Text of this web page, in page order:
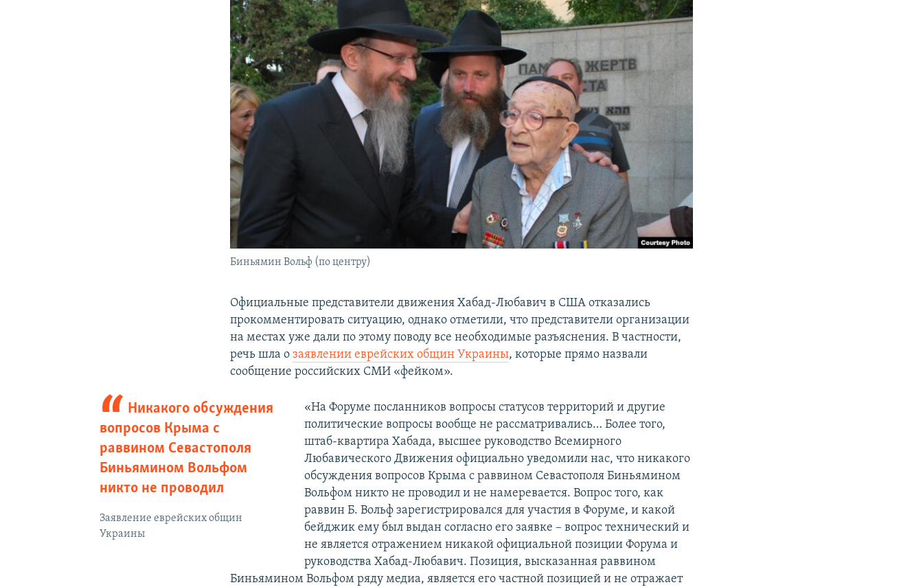
Биньямин Вольф (по центру)
Официальные представители движения Хабад-Любавич в США отказались
прокомментировать ситуацию, однако отметили, что представители организации
на местах уже дали по этому поводу все необходимые разъяснения. В частности,
речь шла озаявлении еврейских общин Украины, которые прямо назвали
сообщение российских СМИ «фейком».
Никакого обсуждения
вопросов Крыма с
раввином Севастополя
Биньямином Вольфом
никто не проводил
Заявление еврейских общин
Украины
«На Форуме посланников вопросы статусов территорий и другие
политические вопросы вообще не рассматривались… Более того,
штаб-квартира Хабада, высшее руководство Всемирного
Любавического Движения официально уведомили нас, что никакого
обсуждения вопросов Крыма с раввином Севастополя Биньямином
Вольфом никто не проводил и не намеревается. Вопрос того, как
раввин Б. Вольф зарегистрировался для участия в Форуме, и какой
бейджик ему был выдан согласно его заявке – вопрос технический и
не является отражением никакой официальной позиции Форума и
руководства Хабад-Любавич. Позиция, высказанная раввином
Биньямином Вольфом ряду медиа, является его частной позицией и не отражает